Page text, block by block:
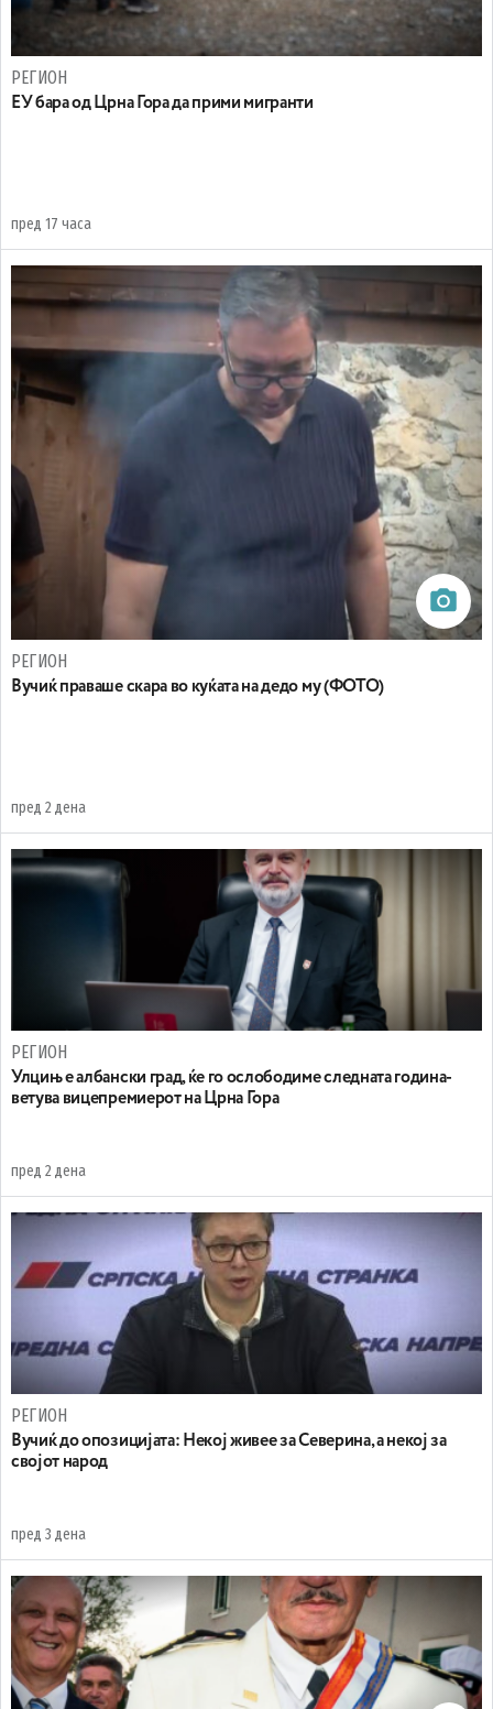
РЕГИОН
EУ бара од Црна Гора да прими мигранти
пред 17 часа
РЕГИОН
Вучиќ праваше скара во куќата на дедо му (ФОТО)
пред 2 дена
РЕГИОН
Улцињ е албански град, ќе го ослободиме следната година-
ветува вицепремиерот на Црна Гора
пред 2 дена
РЕГИОН
Вучиќ до опозицијата: Некој живее за Северина, а некој за
својот народ
пред 3 дена